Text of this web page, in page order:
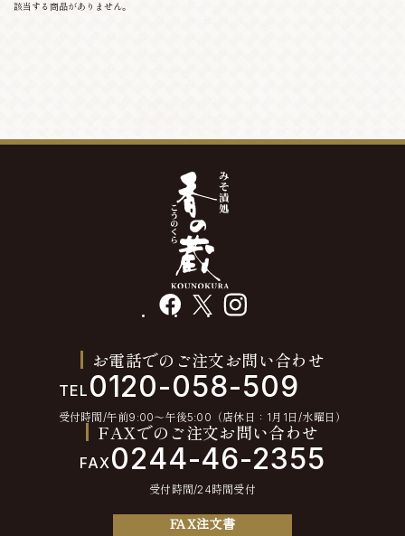
該当する商品がありません。
facebook instagram
お電話でのご注文お問い合わせ
TEL 0120-058-509
受付時間/午前9:00〜午後5:00（店休日：1月1日/水曜日）
FAXでのご注文お問い合わせ
FAX0244-46-2355
受付時間/24時間受付
FAX注文書